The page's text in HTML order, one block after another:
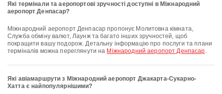
Які термінали та аеропортові зручності доступні в Міжнародний
аеропорт Денпасар?
Міжнародний аеропорт Денпасар пропонує Молитовна кімната,
Служба обміну валют, Лаунж та багато інших зручностей, щоб
покращити вашу подорож. Детальну інформацію про послуги та плани
терміналів можна переглянути на Міжнародний аеропорт Денпасар.
Які авіамаршрути з Міжнародний аеропорт Джакарта-Сукарно-
Хатта є найпопулярнішими?